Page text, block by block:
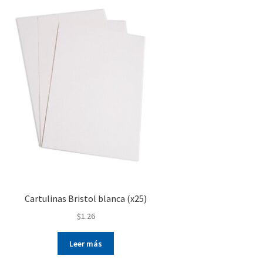
Cartulinas Bristol blanca (x25)
$1.26
Leer más